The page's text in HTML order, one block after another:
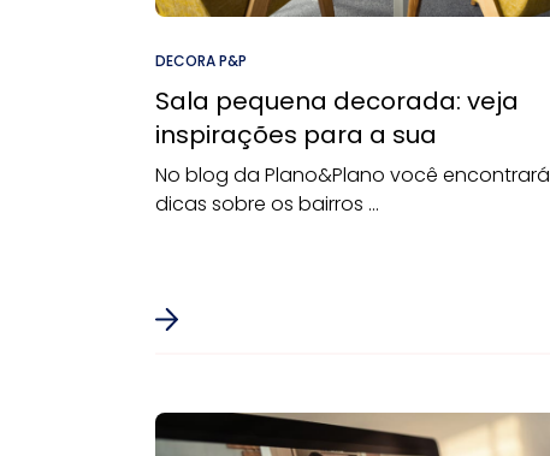
DECORA P&P
Sala pequena decorada: veja
inspirações para a sua
No blog da Plano&Plano você encontrará
dicas sobre os bairros ...